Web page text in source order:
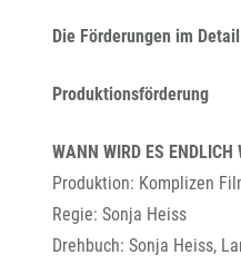
Die Förderungen im
Produktionsförderung
WANN WIRD ES ENDLICH
Produktion: Komplizen
Regie: Sonja Heiss
Drehbuch: Sonja Heiss,